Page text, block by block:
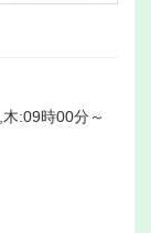
:09時00分～